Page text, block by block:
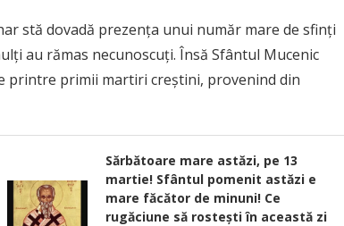
stă dovadă prezența unui număr mare de sfinți
au rămas necunoscuți. Însă Sfântul Mucenic
printre primii martiri creștini, provenind din
Sărbătoare mare astăzi, pe 13
martie! Sfântul pomenit astăzi e
mare făcător de minuni! Ce
rugăciune să rosteşti în această zi